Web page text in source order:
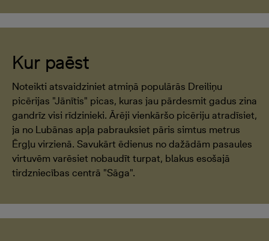
Kur paēst
Noteikti atsvaidziniet atmiņā populārās Dreiliņu
picērijas "Jānītis" picas, kuras jau pārdesmit gadus zina
gandrīz visi rīdzinieki. Ārēji vienkāršo picēriju atradīsiet,
ja no Lubānas apļa pabrauksiet pāris simtus metrus
Ērgļu virzienā. Savukārt ēdienus no dažādām pasaules
virtuvēm varēsiet nobaudīt turpat, blakus esošajā
tirdzniecības centrā "Sāga".